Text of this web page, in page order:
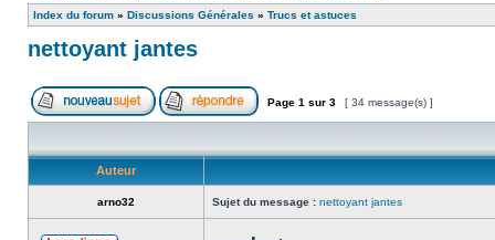
Index du forum » Discussions Générales » Trucs et astuces
nettoyant jantes
Page 1 sur 3 [ 34 message(s) ]
Auteur
arno32 Sujet du message : nettoyant jantes